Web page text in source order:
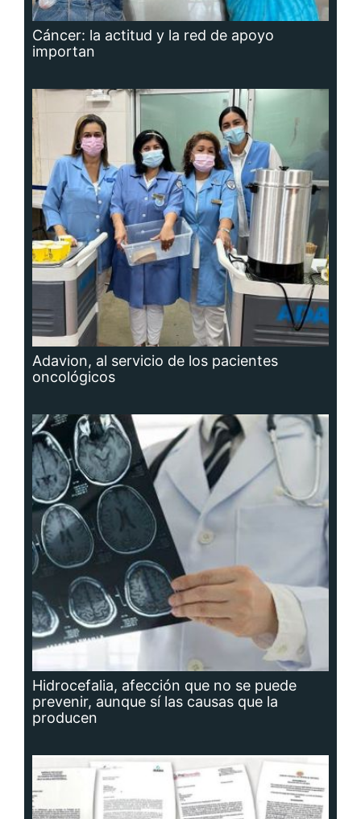
Cáncer: la actitud y la red de apoyo
importan
Adavion, al servicio de los pacientes
oncológicos
Hidrocefalia, afección que no se puede
prevenir, aunque sí las causas que la
producen